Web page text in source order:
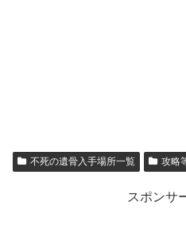
不死の遺骨入手場所一覧 攻略
スポンサ